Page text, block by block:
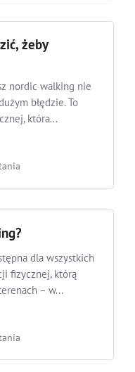
żeby
nordic walking nie
błędzie. To
która...
dla wszystkich
fizycznej, którą
– w...